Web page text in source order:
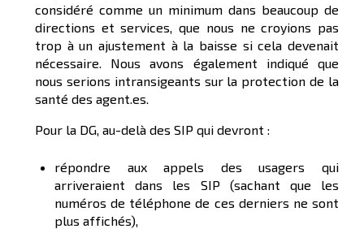
considéré comme un minimum dans beaucoup de
directions et services, que nous ne croyions pas
trop à un ajustement à la baisse si cela devenait
nécessaire. Nous avons également indiqué que
nous serions intransigeants sur la protection de la
santé des agent.es.
Pour la DG, au-delà des SIP qui devront :
répondre aux appels des usagers qui
arriveraient dans les SIP (sachant que les
numéros de téléphone de ces derniers ne sont
plus affichés),